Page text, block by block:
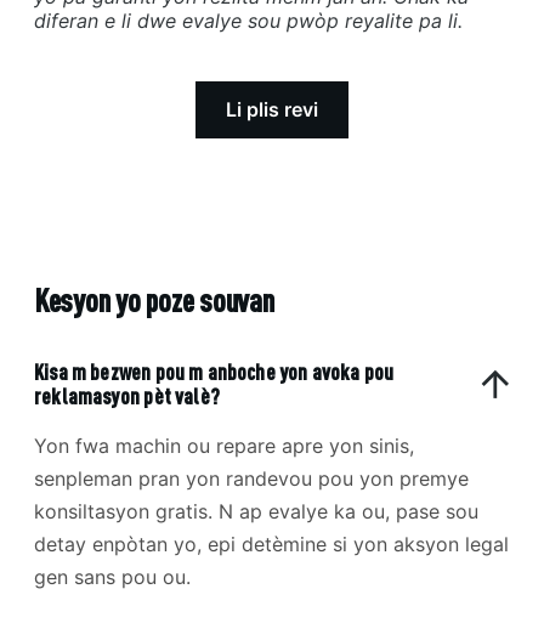
diferan e li dwe evalye sou pwòp reyalite pa li.
Li plis revi
Kesyon yo poze souvan
Kisa m bezwen pou m anboche yon avoka pou
reklamasyon pèt valè?
Yon fwa machin ou repare apre yon sinis,
senpleman pran yon randevou pou yon premye
konsiltasyon gratis. N ap evalye ka ou, pase sou
detay enpòtan yo, epi detèmine si yon aksyon legal
gen sans pou ou.